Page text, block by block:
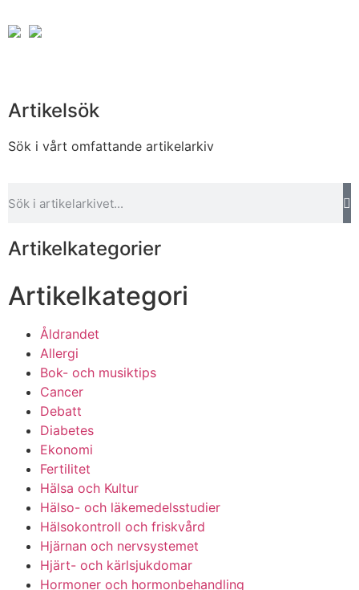
Artikelsök
Sök i vårt omfattande artikelarkiv
Artikelkategorier
Artikelkategori
Åldrandet
Allergi
Bok- och musiktips
Cancer
Debatt
Diabetes
Ekonomi
Fertilitet
Hälsa och Kultur
Hälso- och läkemedelsstudier
Hälsokontroll och friskvård
Hjärnan och nervsystemet
Hjärt- och kärlsjukdomar
Hormoner och hormonbehandling